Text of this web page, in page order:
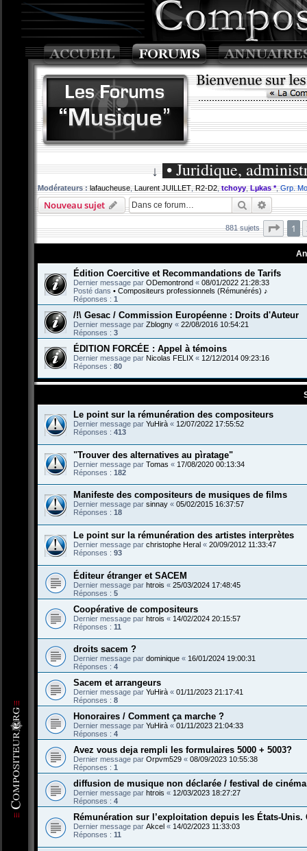
↓ • Juridique,
Modérateurs : lafaucheuse,Laurent JUILLET,R2-D2,tchoyy,Lµkas *,Grp.
Nouveau sujet Rechercher
881 sujets Page
1
Édition Coercitive et Recommandations de Tarifs
Dernier message par ODemontrond « 08/01/2022 21:28:33
Posté dans • Compositeurs professionnels (Rémunérés) ♪
Réponses : 1
/!\ Gesac / Commission Européenne : Droits d'Auteur
Dernier message par Zblogny « 22/08/2016 10:54:21
Réponses : 3
ÉDITION FORCÉE : Appel à témoins
Dernier message par Nicolas FELIX « 12/12/2014 09:23:16
Réponses : 80
Le point sur la rémunération des compositeurs
Dernier message par YuHirà « 12/07/2022 17:55:52
Réponses : 413
"Trouver des alternatives au pìratage"
Dernier message par Tomas « 17/08/2020 00:13:34
Réponses : 182
Manifeste des compositeurs de musiques de films
Dernier message par sinnay « 05/02/2015 16:37:57
Réponses : 18
Le point sur la rémunération des artistes interprètes
Dernier message par christophe Heral « 20/09/2012 11:33:47
Réponses : 93
Éditeur étranger et SACEM
Dernier message par htrois « 25/03/2024 17:48:45
Réponses : 5
Coopérative de compositeurs
Dernier message par htrois « 14/02/2024 20:15:57
Réponses : 11
droits sacem ?
Dernier message par dominique « 16/01/2024 19:00:31
Réponses : 4
Sacem et arrangeurs
Dernier message par YuHirà « 01/11/2023 21:17:41
Réponses : 8
Honoraires / Comment ça marche ?
Dernier message par YuHirà « 01/11/2023 21:04:33
Réponses : 4
Avez vous deja rempli les formulaires 5000 + 5003?
Dernier message par Orpvm529 « 08/09/2023 10:55:38
Réponses : 1
diffusion de musique non déclarée / festival de
Dernier message par htrois « 12/03/2023 18:27:27
Réponses : 4
Rémunération sur l’exploitation depuis les États-Unis.
Dernier message par Akcel « 14/02/2023 11:33:03
Réponses : 11